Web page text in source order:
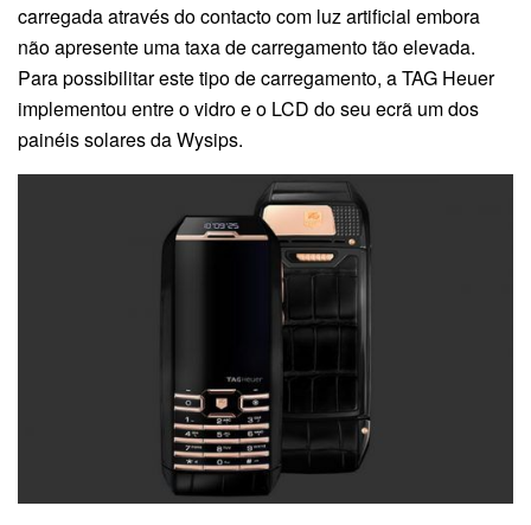
carregada através do contacto com luz artificial embora
não apresente uma taxa de carregamento tão elevada.
Para possibilitar este tipo de carregamento, a TAG Heuer
implementou entre o vidro e o LCD do seu ecrã um dos
painéis solares da Wysips.